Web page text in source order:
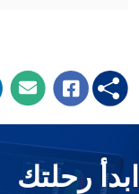
ابدأ رحلتك